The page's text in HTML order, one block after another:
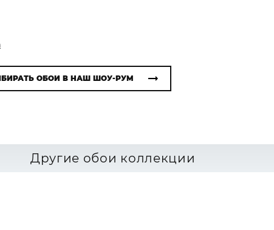
ОБОИ В НАШ ШОУ-РУМ
Другие обои коллекции